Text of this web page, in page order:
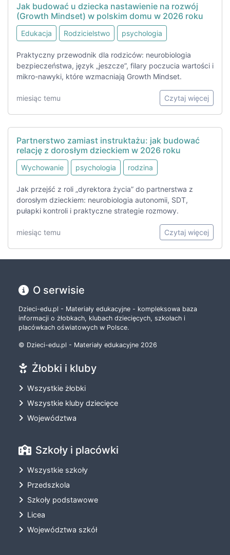
Jak budować u dziecka nastawienie na rozwój
(Growth Mindset) w polskim domu w 2026 roku
Edukacja Rodzicielstwo psychologia
Praktyczny przewodnik dla rodziców: neurobiologia
bezpieczeństwa, język „jeszcze”, filary poczucia wartości i
mikro-nawyki, które wzmacniają Growth Mindset.
miesiąc temu Czytaj więcej
Partnerstwo zamiast instruktażu: jak budować
relację z dorosłym dzieckiem w 2026 roku
Wychowanie psychologia rodzina
Jak przejść z roli „dyrektora życia” do partnerstwa z
dorosłym dzieckiem: neurobiologia autonomii, SDT,
pułapki kontroli i praktyczne strategie rozmowy.
miesiąc temu Czytaj więcej
O serwisie
Dzieci-edu.pl - Materiały edukacyjne - kompleksowa baza
informacji o żłobkach, klubach dziecięcych, szkołach i
placówkach oświatowych w Polsce.
© Dzieci-edu.pl - Materiały edukacyjne 2026
Żłobki i kluby
Wszystkie żłobki
Wszystkie kluby dziecięce
Województwa
Szkoły i placówki
Wszystkie szkoły
Przedszkola
Szkoły podstawowe
Licea
Województwa szkół